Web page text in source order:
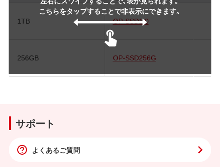
こちらをタップすることで非表示にできます。
1TB OP-SSD1.0
256GB OP-SSD256G
サポート
よくあるご質問